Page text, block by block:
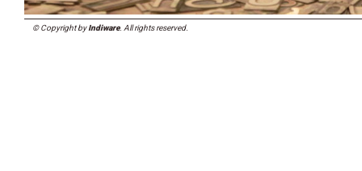
© Copyright byIndiware. All rights reserved.